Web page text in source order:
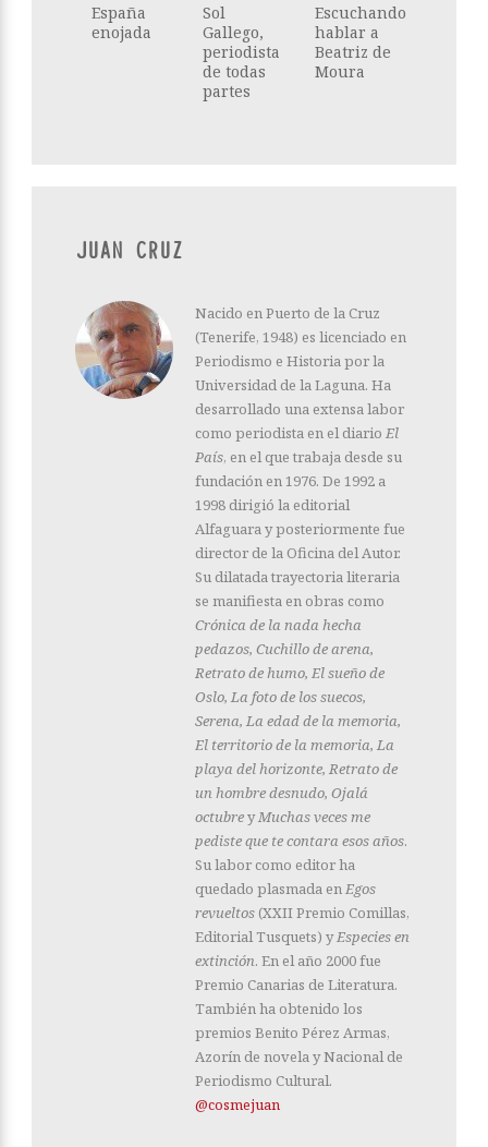
España
enojada
Sol
Gallego,
periodista
de todas
partes
Escuchando
hablar a
Beatriz de
Moura
JUAN CRUZ
Nacido en Puerto de la Cruz
(Tenerife, 1948) es licenciado en
Periodismo e Historia por la
Universidad de la Laguna. Ha
desarrollado una extensa labor
como periodista en el diario El
País, en el que trabaja desde su
fundación en 1976. De 1992 a
1998 dirigió la editorial
Alfaguara y posteriormente fue
director de la Oficina del Autor.
Su dilatada trayectoria literaria
se manifiesta en obras como
Crónica de la nada hecha
pedazos, Cuchillo de arena,
Retrato de humo, El sueño de
Oslo, La foto de los suecos,
Serena, La edad de la memoria,
El territorio de la memoria, La
playa del horizonte, Retrato de
un hombre desnudo, Ojalá
octubreyMuchas veces me
pediste que te contara esos años.
Su labor como editor ha
quedado plasmada enEgos
revueltos (XXII Premio Comillas,
Editorial Tusquets) yEspecies en
extinción. En el año 2000 fue
Premio Canarias de Literatura.
También ha obtenido los
premios Benito Pérez Armas,
Azorín de novela y Nacional de
Periodismo Cultural.
@cosmejuan